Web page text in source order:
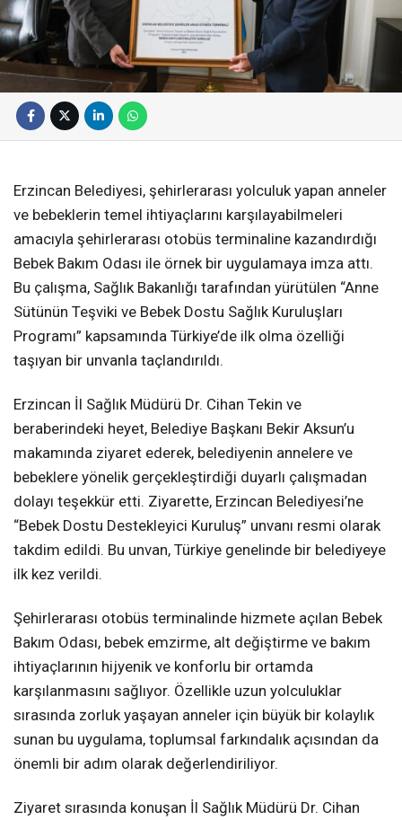
Erzincan Belediyesi, şehirlerarası yolculuk yapan anneler
ve bebeklerin temel ihtiyaçlarını karşılayabilmeleri
amacıyla şehirlerarası otobüs terminaline kazandırdığı
Bebek Bakım Odası ile örnek bir uygulamaya imza attı.
Bu çalışma, Sağlık Bakanlığı tarafından yürütülen “Anne
Sütünün Teşviki ve Bebek Dostu Sağlık Kuruluşları
Programı” kapsamında Türkiye’de ilk olma özelliği
taşıyan bir unvanla taçlandırıldı.
Erzincan İl Sağlık Müdürü Dr. Cihan Tekin ve
beraberindeki heyet, Belediye Başkanı Bekir Aksun’u
makamında ziyaret ederek, belediyenin annelere ve
bebeklere yönelik gerçekleştirdiği duyarlı çalışmadan
dolayı teşekkür etti. Ziyarette, Erzincan Belediyesi’ne
“Bebek Dostu Destekleyici Kuruluş” unvanı resmi olarak
takdim edildi. Bu unvan, Türkiye genelinde bir belediyeye
ilk kez verildi.
Şehirlerarası otobüs terminalinde hizmete açılan Bebek
Bakım Odası, bebek emzirme, alt değiştirme ve bakım
ihtiyaçlarının hijyenik ve konforlu bir ortamda
karşılanmasını sağlıyor. Özellikle uzun yolculuklar
sırasında zorluk yaşayan anneler için büyük bir kolaylık
sunan bu uygulama, toplumsal farkındalık açısından da
önemli bir adım olarak değerlendiriliyor.
Ziyaret sırasında konuşan İl Sağlık Müdürü Dr. Cihan